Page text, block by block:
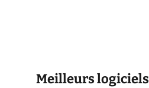
Meilleurs logiciels